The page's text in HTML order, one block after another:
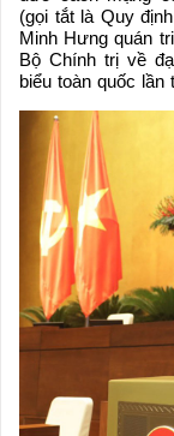
(gọi tắt là Quy
Minh Hưng quán
Bộ Chính trị về
biểu toàn quốc